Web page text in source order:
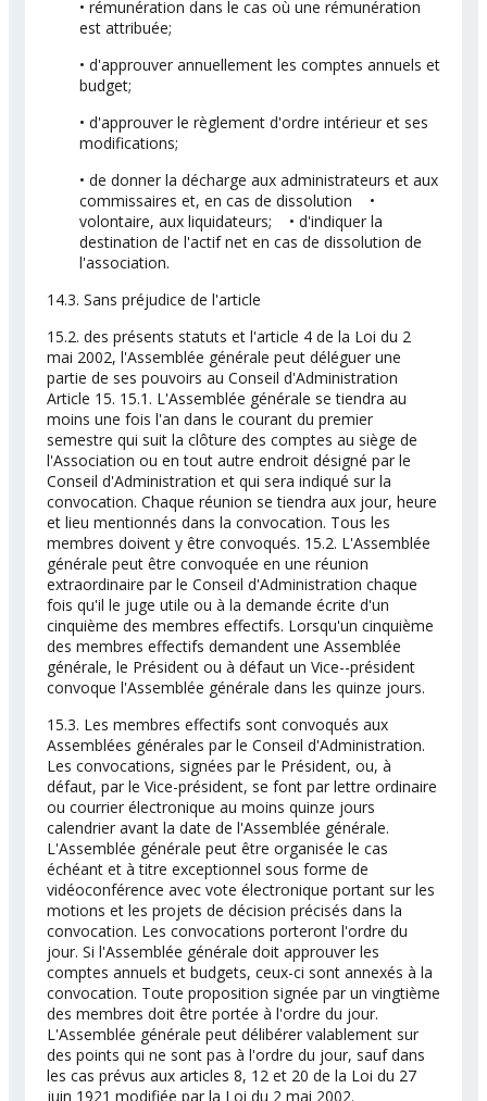
• rémunération dans le cas où une rémunération
est attribuée;
• d'approuver annuellement les comptes annuels et
budget;
• d'approuver le règlement d'ordre intérieur et ses
modifications;
• de donner la décharge aux administrateurs et aux
commissaires et, en cas de dissolution •
volontaire, aux liquidateurs; • d'indiquer la
destination de l'actif net en cas de dissolution de
l'association.
14.3. Sans préjudice de l'article
15.2. des présents statuts et l'article 4 de la Loi du 2
mai 2002, l'Assemblée générale peut déléguer une
partie de ses pouvoirs au Conseil d'Administration
Article 15. 15.1. L'Assemblée générale se tiendra au
moins une fois l'an dans le courant du premier
semestre qui suit la clôture des comptes au siège de
l'Association ou en tout autre endroit désigné par le
Conseil d'Administration et qui sera indiqué sur la
convocation. Chaque réunion se tiendra aux jour, heure
et lieu mentionnés dans la convocation. Tous les
membres doivent y être convoqués. 15.2. L'Assemblée
générale peut être convoquée en une réunion
extraordinaire par le Conseil d'Administration chaque
fois qu'il le juge utile ou à la demande écrite d'un
cinquième des membres effectifs. Lorsqu'un cinquième
des membres effectifs demandent une Assemblée
générale, le Président ou à défaut un Vice--président
convoque l'Assemblée générale dans les quinze jours.
15.3. Les membres effectifs sont convoqués aux
Assemblées générales par le Conseil d'Administration.
Les convocations, signées par le Président, ou, à
défaut, par le Vice-président, se font par lettre ordinaire
ou courrier électronique au moins quinze jours
calendrier avant la date de l'Assemblée générale.
L'Assemblée générale peut être organisée le cas
échéant et à titre exceptionnel sous forme de
vidéoconférence avec vote électronique portant sur les
motions et les projets de décision précisés dans la
convocation. Les convocations porteront l'ordre du
jour. Si l'Assemblée générale doit approuver les
comptes annuels et budgets, ceux-ci sont annexés à la
convocation. Toute proposition signée par un vingtième
des membres doit être portée à l'ordre du jour.
L'Assemblée générale peut délibérer valablement sur
des points qui ne sont pas à l'ordre du jour, sauf dans
les cas prévus aux articles 8, 12 et 20 de la Loi du 27
juin 1921 modifiée par la Loi du 2 mai 2002.